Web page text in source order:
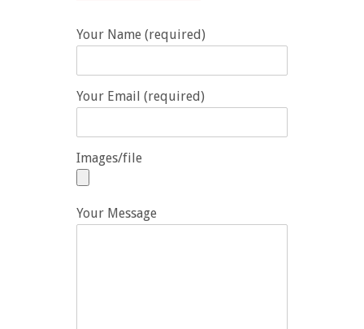
Your Name (required)
Your Email (required)
Images/file
Your Message